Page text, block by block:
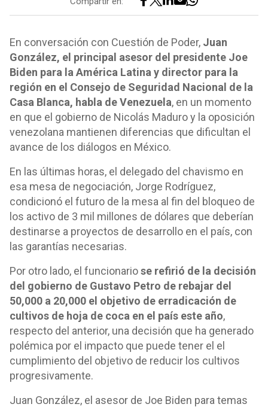
En conversación con Cuestión de Poder, Juan
González, el principal asesor del presidente Joe
Biden para la América Latina y director para la
región en el Consejo de Seguridad Nacional de la
Casa Blanca, habla de Venezuela, en un momento
en que el gobierno de Nicolás Maduro y la oposición
venezolana mantienen diferencias que dificultan el
avance de los diálogos en México.
En las últimas horas, el delegado del chavismo en
esa mesa de negociación, Jorge Rodríguez,
condicionó el futuro de la mesa al fin del bloqueo de
los activo de 3 mil millones de dólares que deberían
destinarse a proyectos de desarrollo en el país, con
las garantías necesarias.
Por otro lado, el funcionariose refirió de la decisión
del gobierno de Gustavo Petro de rebajar del
50,000 a 20,000 el objetivo de erradicación de
cultivos de hoja de coca en el país este año,
respecto del anterior, una decisión que ha generado
polémica por el impacto que puede tener el el
cumplimiento del objetivo de reducir los cultivos
progresivamente.
Juan González, el asesor de Joe Biden para temas